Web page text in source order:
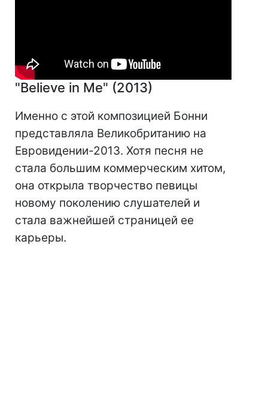
"Believe in Me" (2013)
Именно с этой композицией Бонни
представляла Великобританию на
Евровидении-2013. Хотя песня не
стала большим коммерческим хитом,
она открыла творчество певицы
новому поколению слушателей и
стала важнейшей страницей ее
карьеры.